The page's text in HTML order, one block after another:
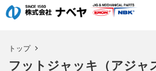
トップ
フットジャッキ（アジャ